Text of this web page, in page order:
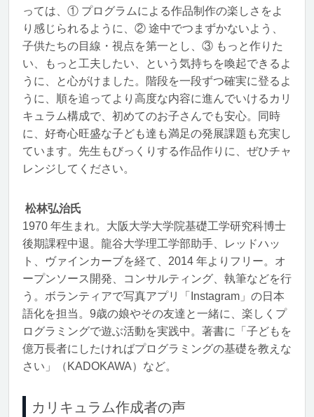
っては、① プログラムによる作品制作の楽しさをよ
り感じられるように、② 途中でつまずかないよう、
子供たちの目線・視点を第一とし、③ もっと作りた
い、もっと工夫したい、という気持ちを喚起できるよ
うに、と心がけました。階段を一段ずつ確実に登るよ
うに、順を追ってより高度な内容に進んでいけるカリ
キュラム構成で、初めてのお子さんでも安心。同時
に、好奇心旺盛な子ども達も満足の発展課題も充実し
ています。先生もびっくりする作品作りに、ぜひチャ
レンジしてください。
松林弘治氏
1970 年生まれ。大阪大学大学院基礎工学研究科博士
後期課程中退。龍谷大学理工学部助手、レッドハッ
ト、ヴァインカーブを経て、2014 年よりフリー。オ
ープンソース開発、コンサルティング、執筆などを行
う。ボランティアで写真アプリ「Instagram」の日本
語化を担当。9歳の娘やその友達と一緒に、楽しくプ
ログラミングで遊ぶ活動を実践中。著書に「子どもを
億万長者にしたければプログラミングの基礎を教えな
さい」（KADOKAWA）など。
カリキュラム作成者の声